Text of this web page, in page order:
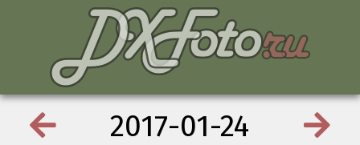
2017-01-24